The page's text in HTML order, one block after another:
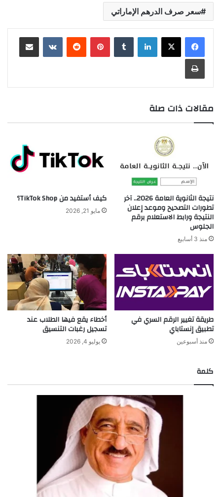
سعر صرف الدرهم الإماراتي
لينكدإن بينتيريست مشاركة عبر البريد
طباعة
مقالات ذات صلة
نتيجة الثانوية العامة 2026.. آخر
تطورات التصحيح وموعد إعلان
النتيجة ورابط الاستعلام برقم
الجلوس
منذ 3 أسابيع
كيف أستفيد من TikTok Shop؟
مايو 21, 2026
طريقة تغيير الرقم السري في
تطبيق إنستاباي
منذ أسبوعين
أخطاء يقع فيها الطلاب عند
تسجيل رغبات التنسيق
يوليو 4, 2026
كلمة